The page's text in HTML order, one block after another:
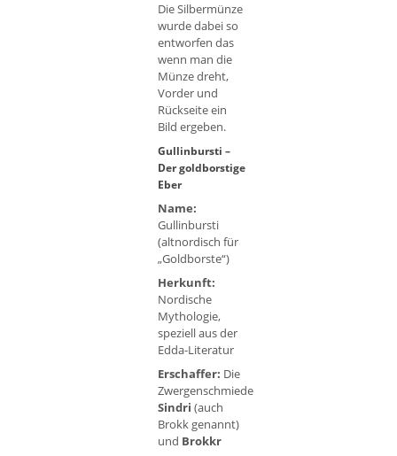
Die Silbermünze
wurde dabei so
entworfen das
wenn man die
Münze dreht,
Vorder und
Rückseite ein
Bild ergeben.
Gullinbursti –
Der goldborstige
Eber
Name:
Gullinbursti
(altnordisch für
„Goldborste“)
Herkunft:
Nordische
Mythologie,
speziell aus der
Edda-Literatur
Erschaffer: Die
Zwergenschmiede
Sindri (auch
Brokk genannt)
und Brokkr